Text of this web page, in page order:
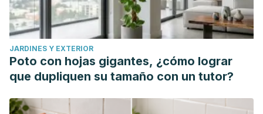
JARDINES Y EXTERIOR
Poto con hojas gigantes, ¿cómo lograr
que dupliquen su tamaño con un tutor?